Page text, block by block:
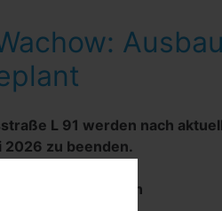
L 91 werden nach
zu beenden.
Leitungsarbeiten